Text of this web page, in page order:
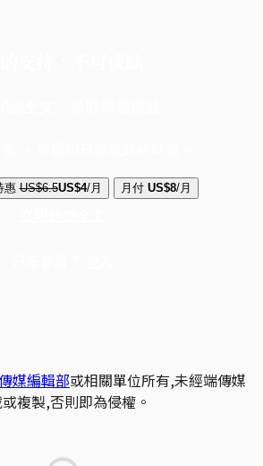
惠 US$6.5US$4/月 月付 US$8/月
媒編輯部或相關單位所有,未經端傳媒
複製,否則即為侵權。